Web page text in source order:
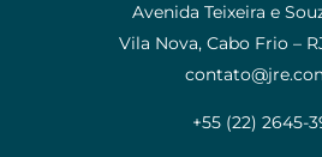
Avenida Teixeira e
Vila Nova, Cabo Frio –
+55 (22) 2645-